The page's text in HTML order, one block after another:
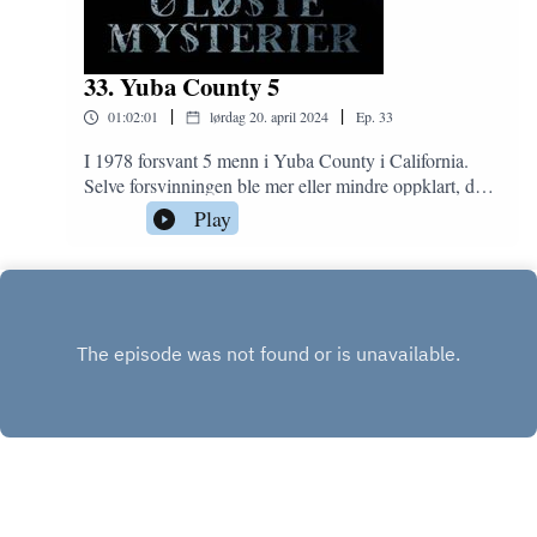
33. Yuba County 5
01:02:01 | lørdag 20. april 2024 | Ep. 33
I 1978 forsvant 5 menn i Yuba County i California.
Selve forsvinningen ble mer eller mindre oppklart, da
de fant 4 av de 5 mennene, men hvorfor de hadde kjørt
opp i et fjell tilsynelatende uten mål og mening er det
Play